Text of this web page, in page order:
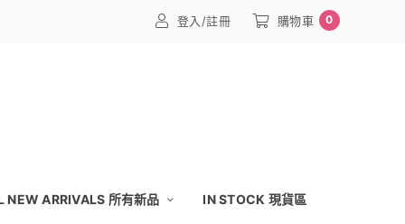
登入/註冊 購物車 0
NEW ARRIVALS 所有新品 IN STOCK 現貨區